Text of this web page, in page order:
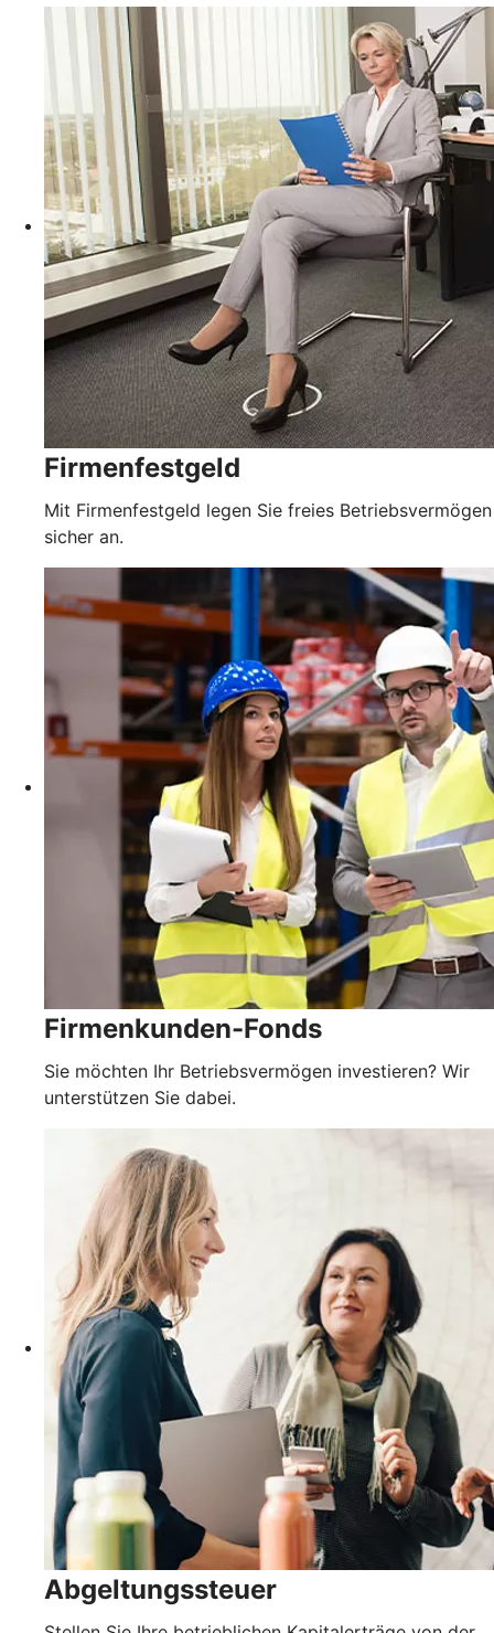
Firmenfestgeld
Mit Firmenfestgeld legen Sie freies Betriebsvermögen
sicher an.
Firmenkunden-Fonds
Sie möchten Ihr Betriebsvermögen investieren? Wir
unterstützen Sie dabei.
Abgeltungssteuer